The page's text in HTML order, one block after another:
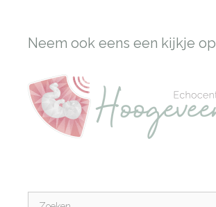
Neem ook eens een kijkje op